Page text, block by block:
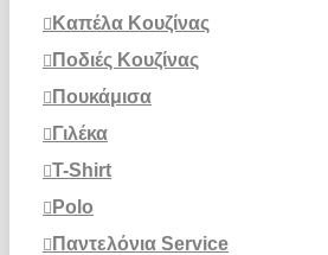
Καπέλα Κουζίνας
Ποδιές Κουζίνας
Πουκάμισα
Γιλέκα
T-Shirt
Polo
Παντελόνια Service